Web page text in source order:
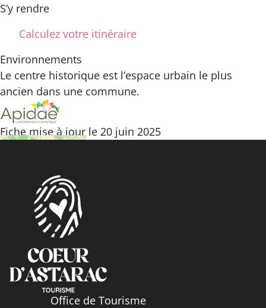
S’y rendre
Calculez votre itinéraire
Environnements
Le centre historique est l’espace urbain le plus
ancien dans une commune.
Fiche mise à jour le 20 juin 2025
Office de Tourisme